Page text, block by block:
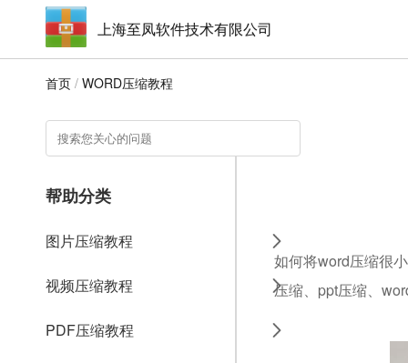
上海至凤软件技术有限公司
首页 / WORD压缩教程
帮助分类
图片压缩教程
视频压缩教程
PDF压缩教程
如何将word压缩很
压缩、ppt压缩、